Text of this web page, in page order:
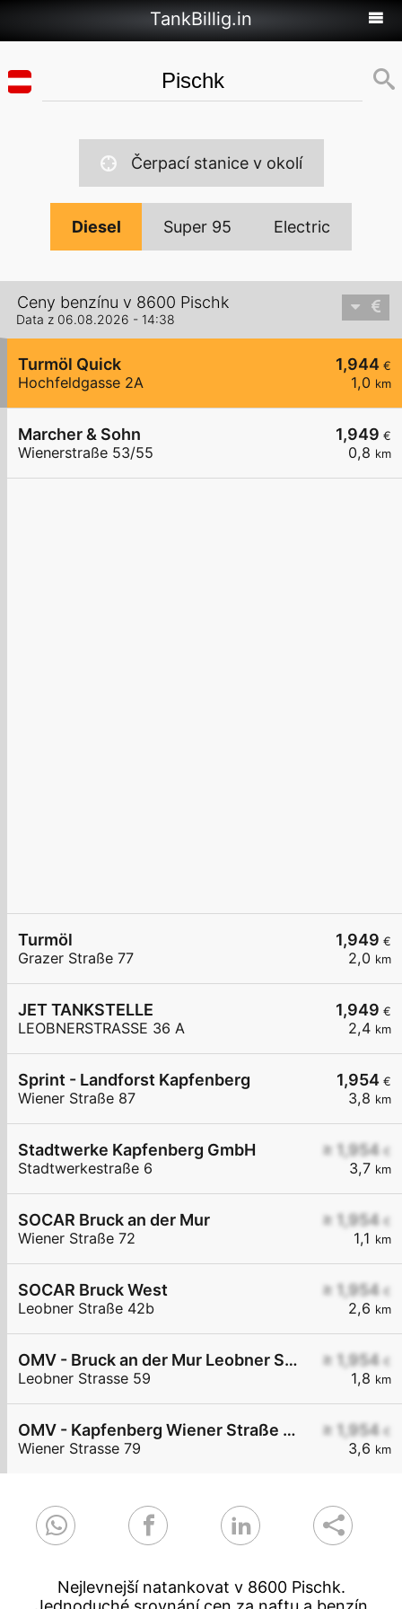
TankBillig.in
Čerpací stanice v okolí
Diesel Super 95 Electric
Ceny benzínu v 8600 Pischk
Data z 06.08.2026 - 14:38
1,944 €
1,0 km
Turmöl Quick
Hochfeldgasse 2A
1,949 €
0,8 km
Marcher & Sohn
Wienerstraße 53/55
1,949 €
2,0 km
Turmöl
Grazer Straße 77
1,949 €
2,4 km
JET TANKSTELLE
LEOBNERSTRASSE 36 A
1,954 €
3,8 km
Sprint - Landforst Kapfenberg
Wiener Straße 87
≥ 1,954 €
3,7 km
Stadtwerke Kapfenberg GmbH
Stadtwerkestraße 6
≥ 1,954 €
1,1 km
SOCAR Bruck an der Mur
Wiener Straße 72
≥ 1,954 €
2,6 km
SOCAR Bruck West
Leobner Straße 42b
≥ 1,954 €
1,8 km
OMV - Bruck an der Mur Leobner Straße 59
Leobner Strasse 59
≥ 1,954 €
3,6 km
OMV - Kapfenberg Wiener Straße 79
Wiener Strasse 79
Nejlevnejší natankovat v 8600 Pischk.